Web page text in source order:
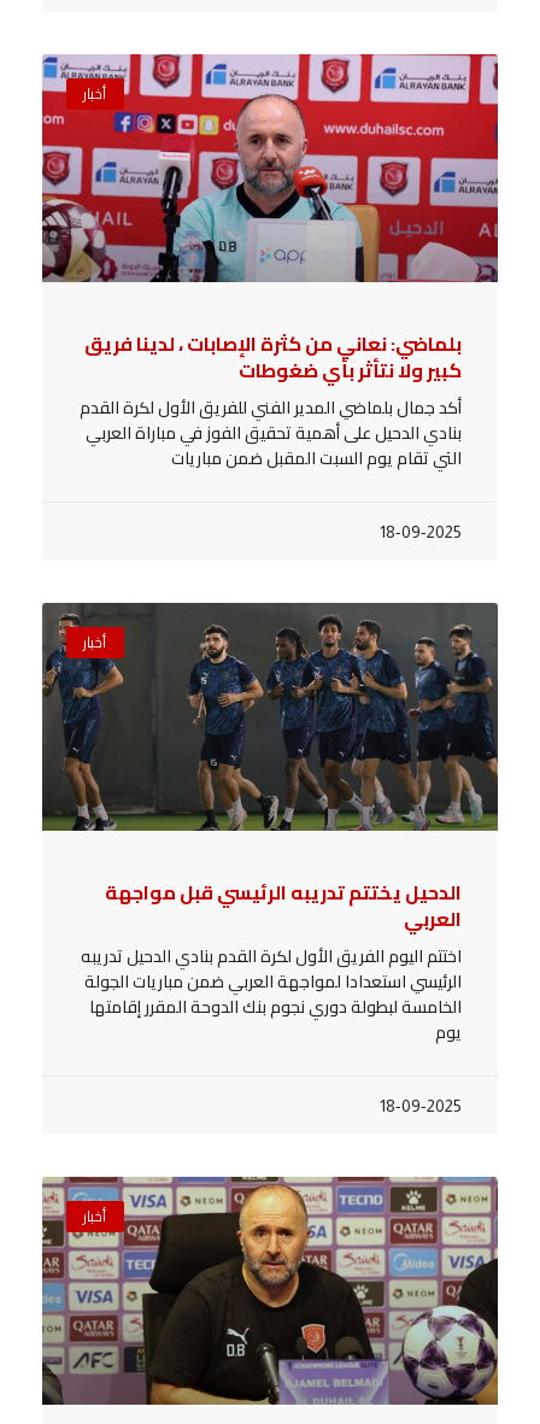
أخبار
بلماضي: نعاني من كثرة الإصابات ، لدينا فريق
كبير ولا نتأثر بأي ضغوطات
أكد جمال بلماضي المدير الفني للفريق الأول لكرة القدم
بنادي الدحيل على أهمية تحقيق الفوز في مباراة العربي
التي تقام يوم السبت المقبل ضمن مباريات
18-09-2025
أخبار
الدحيل يختتم تدريبه الرئيسي قبل مواجهة
العربي
اختتم اليوم الفريق الأول لكرة القدم بنادي الدحيل تدريبه
الرئيسي استعدادا لمواجهة العربي ضمن مباريات الجولة
الخامسة لبطولة دوري نجوم بنك الدوحة المقرر إقامتها
يوم
18-09-2025
أخبار